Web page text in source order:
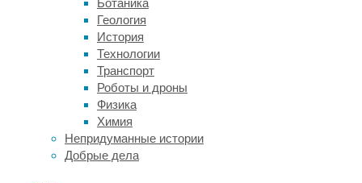
Ботаника
Геология
История
Технологии
Транспорт
Роботы и дроны
Физика
Химия
Непридуманные истории
Добрые дела
изучение
эффективности
большом
количестве
участников.
исследования
каждый